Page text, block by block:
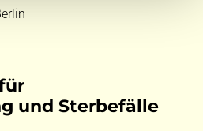
und Sterbefälle